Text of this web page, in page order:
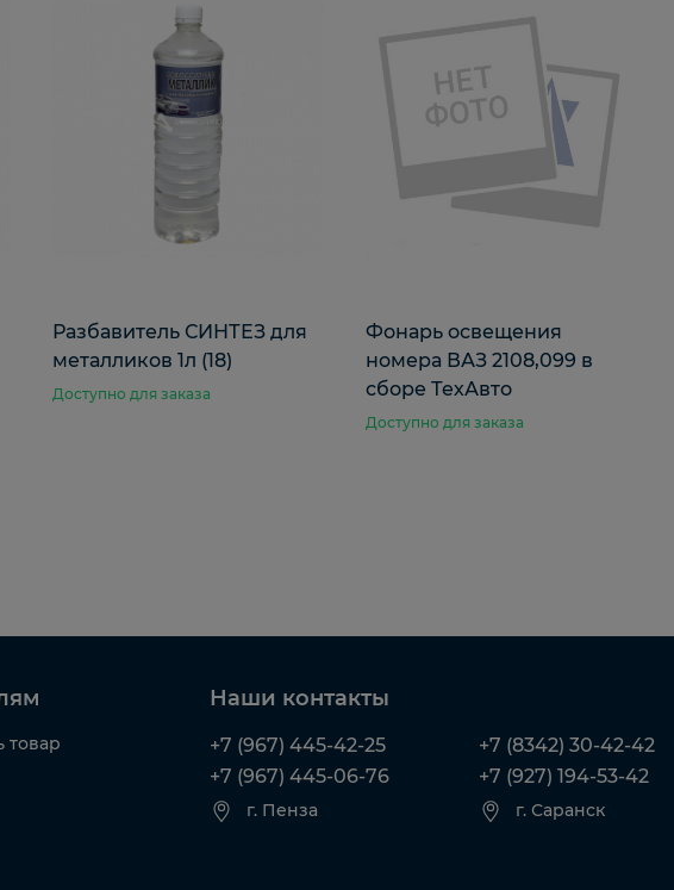
Разбавитель СИНТЕЗ для
металликов 1л (18)
Доступно для заказа
Фонарь освещения
номера ВАЗ 2108,099 в
сборе ТехАвто
Доступно для заказа
товар
Наши контакты
+7 (967) 445-42-25
+7 (967) 445-06-76
г. Пенза
+7 (8342) 30-42-42
+7 (927) 194-53-42
г. Саранск